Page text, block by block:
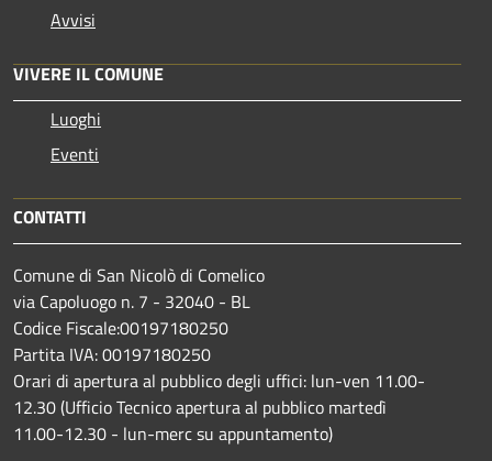
Avvisi
VIVERE IL COMUNE
Luoghi
Eventi
CONTATTI
Comune di San Nicolò di Comelico
via Capoluogo n. 7 - 32040 - BL
Codice Fiscale:00197180250
Partita IVA: 00197180250
Orari di apertura al pubblico degli uffici: lun-ven 11.00-
12.30 (Ufficio Tecnico apertura al pubblico martedì
11.00-12.30 - lun-merc su appuntamento)